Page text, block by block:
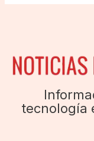
tecnología